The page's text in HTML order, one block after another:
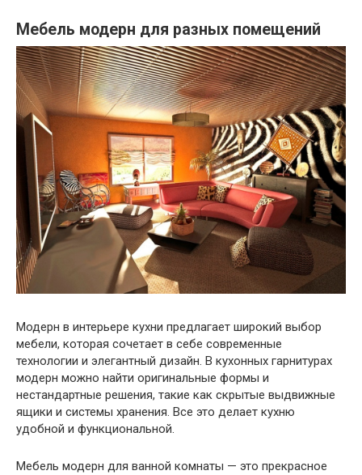
Мебель модерн для разных помещений
Модерн в интерьере кухни предлагает широкий выбор
мебели, которая сочетает в себе современные
технологии и элегантный дизайн. В кухонных гарнитурах
модерн можно найти оригинальные формы и
нестандартные решения, такие как скрытые выдвижные
ящики и системы хранения. Все это делает кухню
удобной и функциональной.
Мебель модерн для ванной комнаты — это прекрасное